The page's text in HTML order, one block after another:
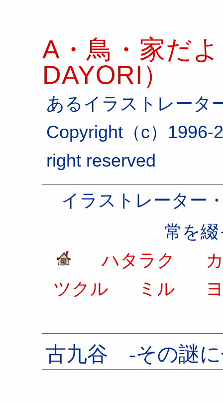
A・鳥・家だ
DAYORI）
あるイラストレータ
Copyright（c）
right reserved
イラストレーター
常を
ハタラク
ツクル
ミル
古九谷 -その謎に